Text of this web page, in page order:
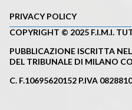
PRIVACY POLICY
COPYRIGHT © 2025 F.I.M.I.
PUBBLICAZIONE ISCRITTA
DEL TRIBUNALE DI MILANO
C. F.10695620152 P.IVA